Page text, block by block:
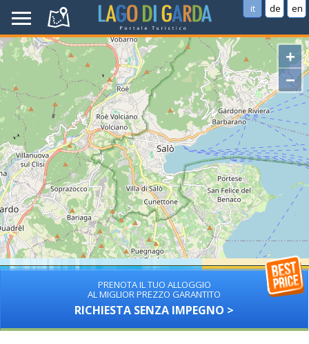
it de en
+
−
PRENOTA IL TUO ALLOGGIO
AL MIGLIOR PREZZO GARANTITO
RICHIESTA SENZA IMPEGNO >